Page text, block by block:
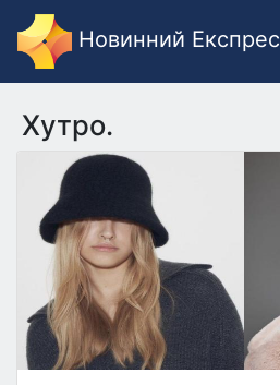
Новинний Експрес
Хутро.